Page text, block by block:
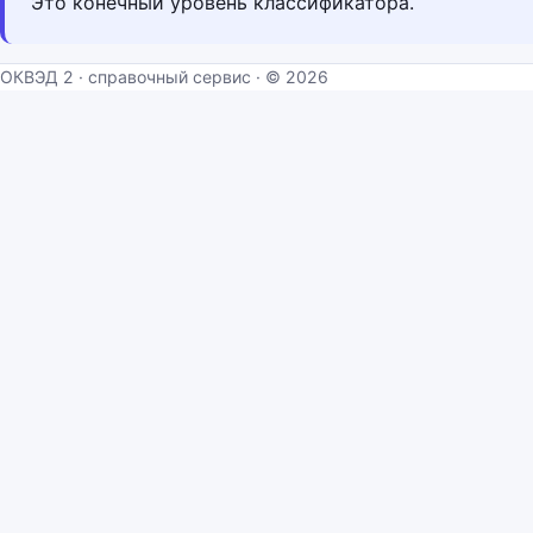
ОКВЭД 2 · справочный сервис · © 2026